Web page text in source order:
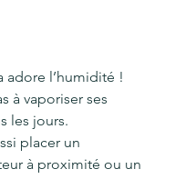
adore l’humidité !
à vaporiser ses
les jours.
placer un
à proximité ou un